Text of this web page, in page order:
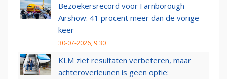
Bezoekersrecord voor Farnborough
Airshow: 41 procent meer dan de vorige
keer
30-07-2026, 9:30
KLM ziet resultaten verbeteren, maar
achteroverleunen is geen optie: